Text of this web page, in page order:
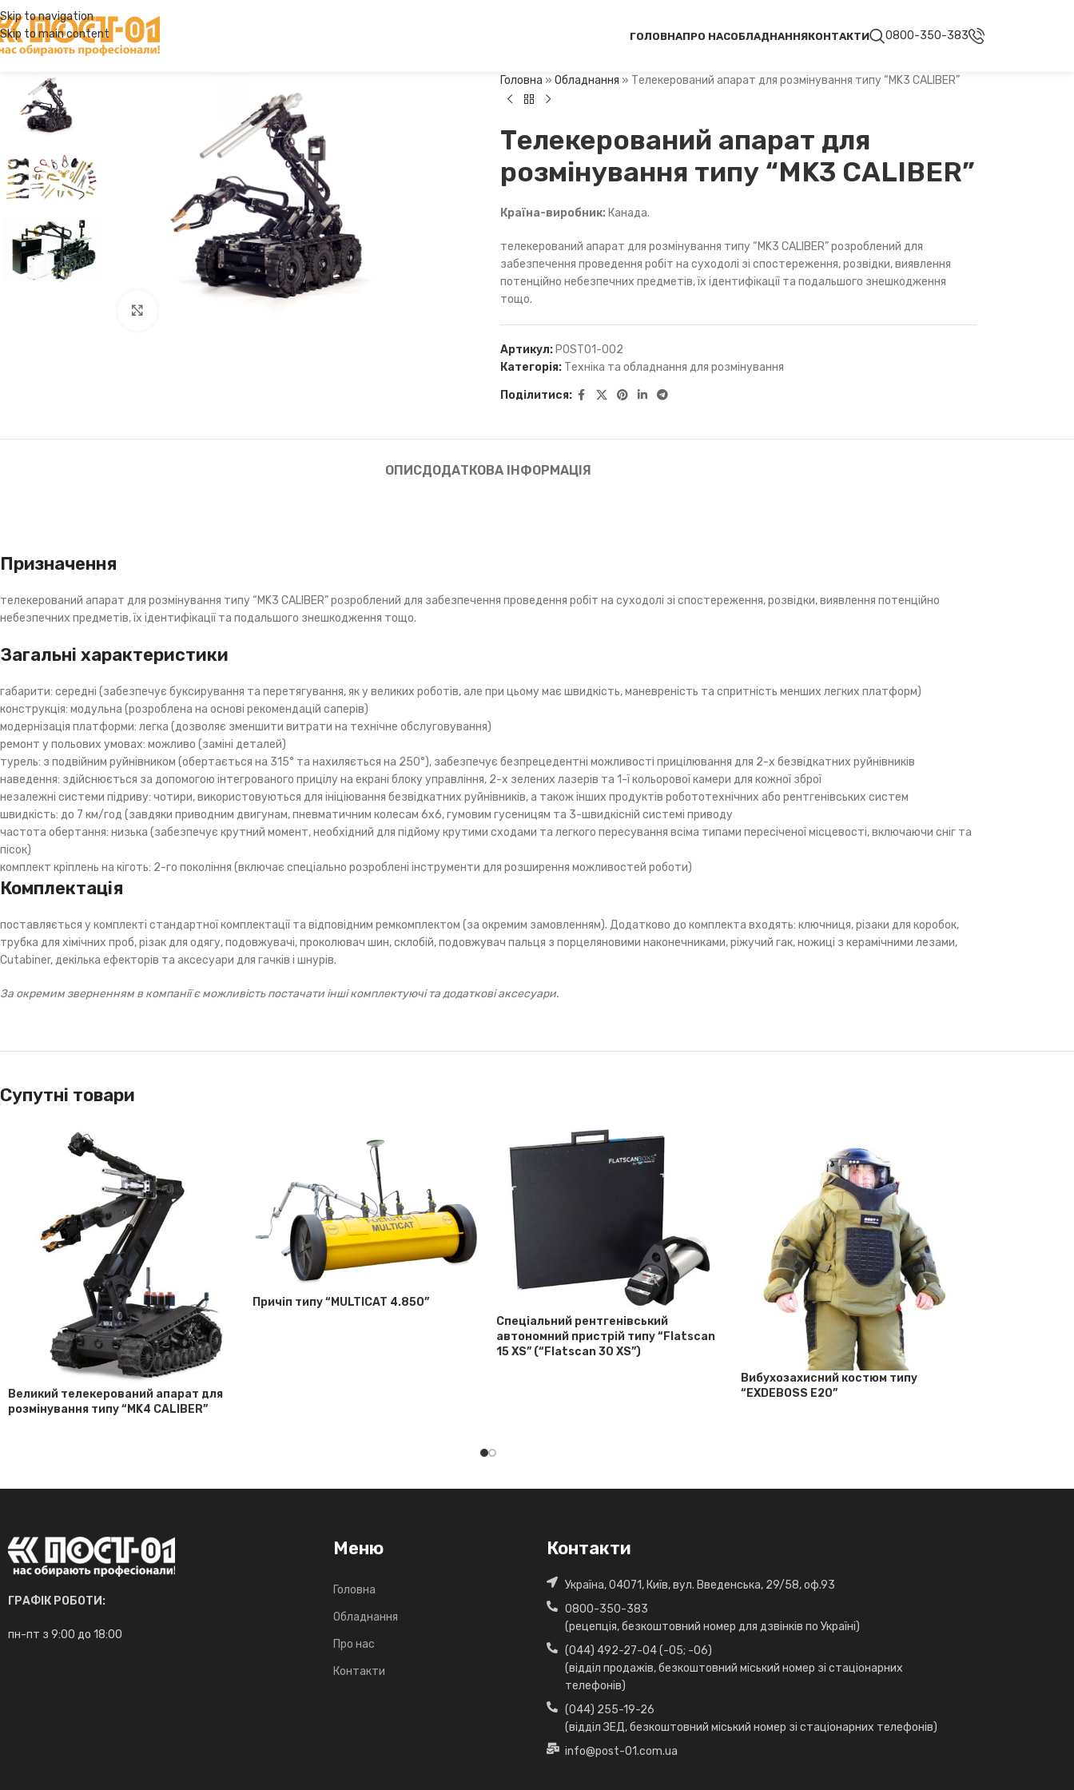
Skip to navigation
Skip to main content
ГОЛОВНАПРО НАСОБЛАДНАННЯКОНТАКТИ 0800-350-383
Головна » Обладнання » Телекерований апарат для розмінування типу “MK3 CALIBER”
Телекерований апарат для
розмінування типу “MK3 CALIBER”
Країна-виробник: Канада.
телекерований апарат для розмінування типу “MK3 CALIBER” розроблений для
забезпечення проведення робіт на суходолі зі спостереження, розвідки, виявлення
потенційно небезпечних предметів, їх ідентифікації та подальшого знешкодження
тощо.
Артикул: POST01-002
Категорія: Техніка та обладнання для розмінування
Поділитися:
ОПИСДОДАТКОВА ІНФОРМАЦІЯ
Призначення
телекерований апарат для розмінування типу “MK3 CALIBER” розроблений для забезпечення проведення робіт на суходолі зі спостереження, розвідки, виявлення потенційно
небезпечних предметів, їх ідентифікації та подальшого знешкодження тощо.
Загальні характеристики
габарити: середні (забезпечує буксирування та перетягування, як у великих роботів, але при цьому має швидкість, маневреність та спритність менших легких платформ)
конструкція: модульна (розроблена на основі рекомендацій саперів)
модернізація платформи: легка (дозволяє зменшити витрати на технічне обслуговування)
ремонт у польових умовах: можливо (заміні деталей)
турель: з подвійним руйнівником (обертається на 315° та нахиляється на 250°), забезпечує безпрецедентні можливості прицілювання для 2-х безвідкатних руйнівників
наведення: здійснюється за допомогою інтегрованого прицілу на екрані блоку управління, 2-х зелених лазерів та 1-ї кольорової камери для кожної зброї
незалежні системи підриву: чотири, використовуються для ініціювання безвідкатних руйнівників, а також інших продуктів робототехнічних або рентгенівських систем
швидкість: до 7 км/год (завдяки приводним двигунам, пневматичним колесам 6х6, гумовим гусеницям та 3-швидкісній системі приводу
частота обертання: низька (забезпечує крутний момент, необхідний для підйому крутими сходами та легкого пересування всіма типами пересіченої місцевості, включаючи сніг та
пісок)
комплект кріплень на кіготь: 2-го покоління (включає спеціально розроблені інструменти для розширення можливостей роботи)
Комплектація
поставляється у комплекті стандартної комплектації та відповідним ремкомплектом (за окремим замовленням). Додатково до комплекта входять: ключниця, різаки для коробок,
трубка для хімічних проб, різак для одягу, подовжувачі, проколювач шин, склобій, подовжувач пальця з порцеляновими наконечниками, ріжучий гак, ножиці з керамічними лезами,
Cutabiner, декілька ефекторів та аксесуари для гачків і шнурів.
За окремим зверненням в компанії є можливість постачати інші комплектуючі та додаткові аксесуари.
Супутні товари
Великий телекерований апарат для
розмінування типу “MK4 CALIBER”
Причіп типу “MULTICAT 4.850”
Спеціальний рентгенівський
автономний пристрій типу “Flatscan
15 XS” (“Flatscan 30 XS”)
Вибухозахисний костюм типу
“EXDEBOSS E20”
ГРАФІК РОБОТИ:
пн-пт з 9:00 до 18:00
Меню
Головна
Обладнання
Про нас
Контакти
Контакти
Україна, 04071, Київ, вул. Введенська, 29/58, оф.93
0800-350-383
(рецепція, безкоштовний номер для дзвінків по Україні)
(044) 492-27-04 (-05; -06)
(відділ продажів, безкоштовний міський номер зі стаціонарних
телефонів)
(044) 255-19-26
(відділ ЗЕД, безкоштовний міський номер зі стаціонарних телефонів)
info@post-01.com.ua